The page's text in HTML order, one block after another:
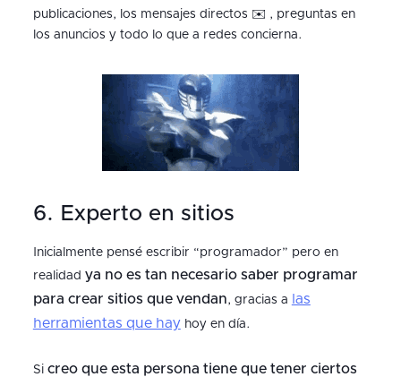
publicaciones, los mensajes directos ✉️ , preguntas en
los anuncios y todo lo que a redes concierna.
6. Experto en sitios
Inicialmente pensé escribir “programador” pero en
realidad ya no es tan necesario saber programar
para crear sitios que vendan, gracias a
las
herramientas que hayhoy en día.
Si creo que esta persona tiene que tener ciertos